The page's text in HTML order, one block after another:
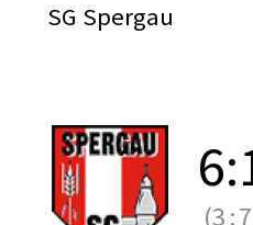
SG Spergau
6:
(3: